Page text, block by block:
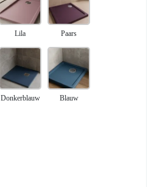
Lila Paars
Donkerblauw Blauw